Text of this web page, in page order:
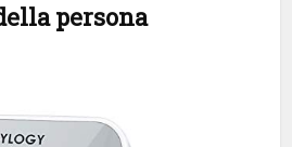
persona